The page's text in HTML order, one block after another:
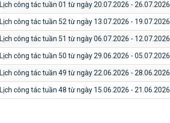
Lịch công tác tuần 01 từ ngày 20.07.2026 - 26.07.2026
Lịch công tác tuần 52 từ ngày 13.07.2026 - 19.07.2026
Lịch công tác tuần 51 từ ngày 06.07.2026 - 12.07.2026
Lịch công tác tuần 50 từ ngày 29.06.2026 - 05.07.2026
Lịch công tác tuần 49 từ ngày 22.06.2026 - 28.06.2026
Lịch công tác tuần 48 từ ngày 15.06.2026 - 21.06.2026